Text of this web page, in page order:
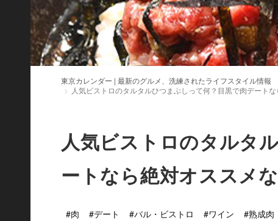
東京カレンダー | 最新のグルメ、洗練されたライフスタイル情報
人気ビストロのタルタルひつまぶしって何？目黒で肉デート
人気ビストロのタルタ
ートなら絶対オススメ
#肉 #デート #バル・ビストロ #ワイン #熟成肉